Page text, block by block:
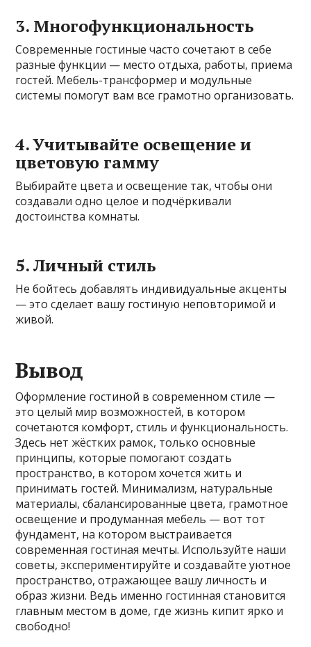
3. Многофункциональность
Современные гостиные часто сочетают в себе
разные функции — место отдыха, работы, приема
гостей. Мебель-трансформер и модульные
системы помогут вам все грамотно организовать.
4. Учитывайте освещение и
цветовую гамму
Выбирайте цвета и освещение так, чтобы они
создавали одно целое и подчёркивали
достоинства комнаты.
5. Личный стиль
Не бойтесь добавлять индивидуальные акценты
— это сделает вашу гостиную неповторимой и
живой.
Вывод
Оформление гостиной в современном стиле —
это целый мир возможностей, в котором
сочетаются комфорт, стиль и функциональность.
Здесь нет жёстких рамок, только основные
принципы, которые помогают создать
пространство, в котором хочется жить и
принимать гостей. Минимализм, натуральные
материалы, сбалансированные цвета, грамотное
освещение и продуманная мебель — вот тот
фундамент, на котором выстраивается
современная гостиная мечты. Используйте наши
советы, экспериментируйте и создавайте уютное
пространство, отражающее вашу личность и
образ жизни. Ведь именно гостинная становится
главным местом в доме, где жизнь кипит ярко и
свободно!